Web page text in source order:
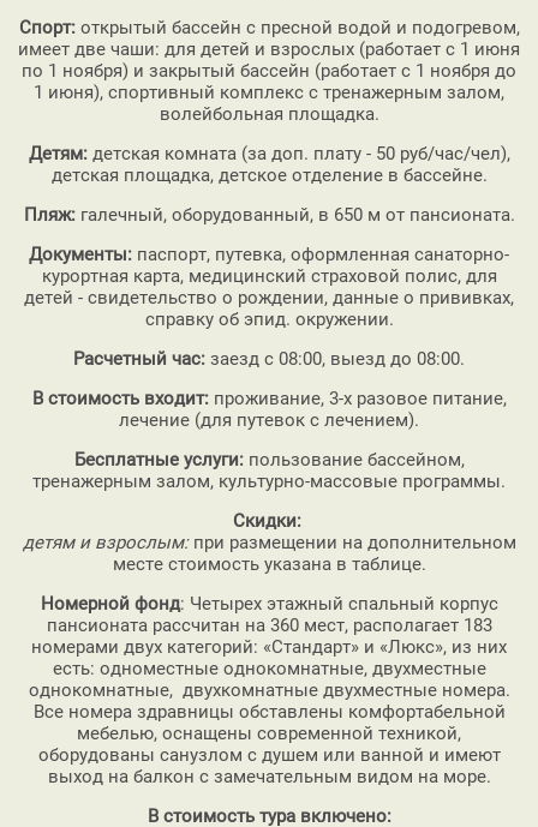
Спорт:открытый бассейн с пресной водой и подогревом,
имеет две чаши: для детей и взрослых (работает с 1 июня
по 1 ноября) и закрытый бассейн (работает с 1 ноября до
1 июня), спортивный комплекс с тренажерным залом,
волейбольная площадка.
Детям:детская комната (за доп. плату - 50 руб/час/чел),
детская площадка, детское отделение в бассейне.
Пляж:галечный, оборудованный, в 650 м от пансионата.
Документы: паспорт, путевка, оформленная санаторно-
курортная карта, медицинский страховой полис, для
детей - свидетельство о рождении, данные о прививках,
справку об эпид. окружении.
Расчетный час: заезд с 08:00, выезд до 08:00.
В стоимость входит:проживание, 3-х разовое питание,
лечение (для путевок с лечением).
Бесплатные услуги:пользование бассейном,
тренажерным залом, культурно-массовые программы.
Скидки:
детям и взрослым:при размещении на дополнительном
месте стоимость указана в таблице.
Номерной фонд: Четырех этажный спальный корпус
пансионата рассчитан на 360 мест, располагает 183
номерами двух категорий: «Стандарт» и «Люкс», из них
есть: одноместные однокомнатные, двухместные
однокомнатные, двухкомнатные двухместные номера.
Все номера здравницы обставлены комфортабельной
мебелью, оснащены современной техникой,
оборудованы санузлом с душем или ванной и имеют
выход на балкон с замечательным видом на море.
В стоимость тура включено: